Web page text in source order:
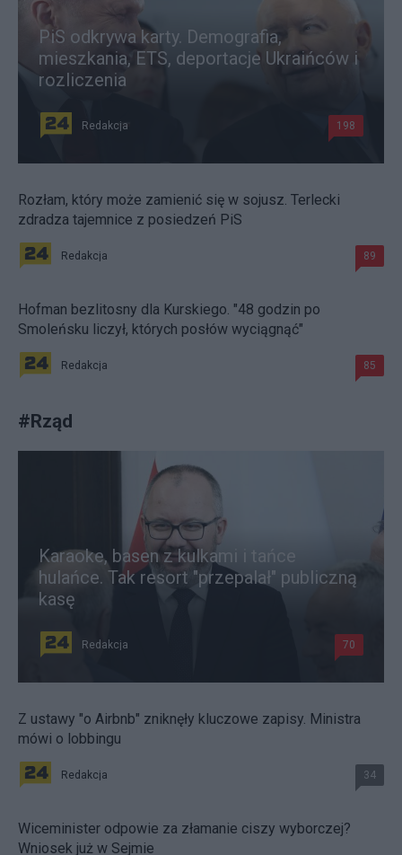
PiS odkrywa karty. Demografia,
mieszkania, ETS, deportacje Ukraińców i
rozliczenia
Redakcja 198
Rozłam, który może zamienić się w sojusz. Terlecki
zdradza tajemnice z posiedzeń PiS
Redakcja 89
Hofman bezlitosny dla Kurskiego. "48 godzin po
Smoleńsku liczył, których posłów wyciągnąć"
Redakcja 85
#Rząd
Karaoke, basen z kulkami i tańce
hulańce. Tak resort "przepalał" publiczną
kasę
Redakcja 70
Z ustawy "o Airbnb" zniknęły kluczowe zapisy. Ministra
mówi o lobbingu
Redakcja 34
Wiceminister odpowie za złamanie ciszy wyborczej?
Wniosek już w Sejmie